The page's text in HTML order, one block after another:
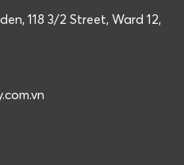
118 3/2 Street, Ward 12,